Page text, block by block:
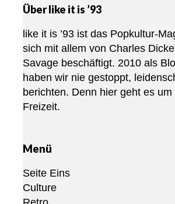
Über like it is ’93
like it is ’93 ist das Popkultur-
sich mit allem von Charles
Savage beschäftigt. 2010 als
haben wir nie gestoppt,
berichten. Denn hier geht es um
Freizeit.
Menü
Seite Eins
Culture